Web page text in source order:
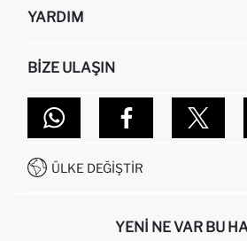
HAKKIMIZDA
KURUMSAL SATIŞ
DEFACTO TEKNOLOJI
SITEMAP
YARDIM
SIPARIŞIMI NASIL TAKIP EDERIM?
NASIL İADE EDERIM?
GIFT CLUB SIKÇA SORULAN SORULAR
İŞLEM REHBERI
KAMPANYALAR
BIZE ULAŞIN
MAĞAZALARIMIZ
İLETIŞIM FORMU
0850 333 22 86
ÜLKE DEĞIŞTIR
YENI NE VAR BU